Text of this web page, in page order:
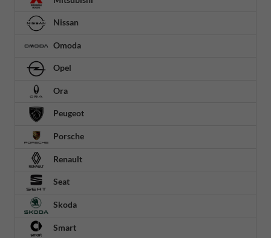
Nissan
Omoda
Opel
Ora
Peugeot
Porsche
Renault
Seat
Skoda
Smart